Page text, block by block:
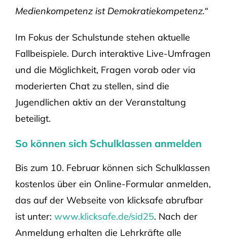
Medienkompetenz ist Demokratiekompetenz.“
Im Fokus der Schulstunde stehen aktuelle
Fallbeispiele. Durch interaktive Live-Umfragen
und die Möglichkeit, Fragen vorab oder via
moderierten Chat zu stellen, sind die
Jugendlichen aktiv an der Veranstaltung
beteiligt.
So können sich Schulklassen anmelden
Bis zum 10. Februar können sich Schulklassen
kostenlos über ein Online-Formular anmelden,
das auf der Webseite von klicksafe abrufbar
ist unter: www.klicksafe.de/sid25. Nach der
Anmeldung erhalten die Lehrkräfte alle